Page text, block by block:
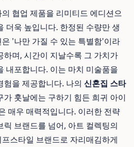
협업 제품을 리미티드 에디션으
더욱 높입니다. 한정된 수량만 생
'나만 가질 수 있는 특별함'이라
하며, 시간이 지날수록 그 가치가
내포합니다. 이는 마치 미술품을
험을 제공합니다. 나의 신혼집 스타
가 훗날에는 구하기 힘든 희귀 아이
매우 매력적입니다. 이러한 전략
브랜드를 넘어, 아트 컬렉팅의
스타일 브랜드로 자리매김하게